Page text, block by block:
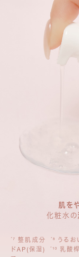
肌を
化粧水の
*7 整肌成分 *8 うる
ドAP(保湿)
*10 乳酸